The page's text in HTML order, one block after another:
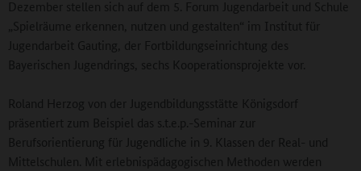
Dezember stellen sich auf dem 5. Forum Jugendarbeit und Schule
„Spielräume erkennen, nutzen und gestalten“ im Institut für
Jugendarbeit Gauting, der Fortbildungseinrichtung des
Bayerischen Jugendrings, sechs Kooperationsprojekte vor.
Roland Herzog von der Jugendbildungsstätte Königsdorf
präsentiert zum Beispiel das s.t.e.p.-Seminar zur
Berufsorientierung für Jugendliche in 9. Klassen der Real- und
Mittelschulen. Mit erlebnispädagogischen Methoden werden